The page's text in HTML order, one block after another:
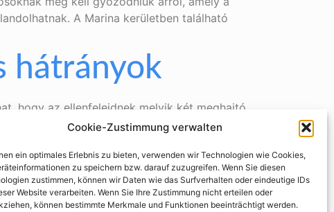
Cookie-Zustimmung verwalten
ein optimales Erlebnis zu bieten, verwenden wir Technologien wie Cookies,
zu speichern bzw. darauf zuzugreifen. Wenn Sie diesen
zustimmen, können wir Daten wie das Surfverhalten oder eindeutige IDs
Website verarbeiten. Wenn Sie Ihre Zustimmung nicht erteilen oder
können bestimmte Merkmale und Funktionen beeinträchtigt werden.
A Marina kerületben található
hátrányok
hogy az ellenfeleidnek melyik két meghajtó
eszközre a jam session elindításához.
a VIP programok előnyei és hátrányai